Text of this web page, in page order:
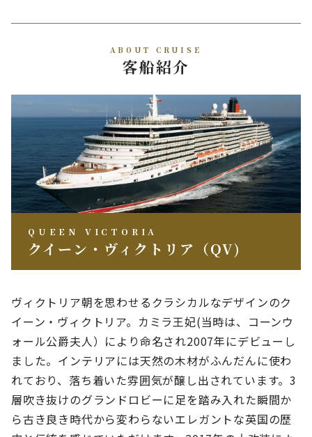
ABOUT CRUISE
客船紹介
QUEEN VICTORIA
クイーン・ヴィクトリア（QV)
ヴィクトリア朝を思わせるクラシカルなデザインのク
イーン・ヴィクトリア。カミラ王妃(当時は、コーンウ
ォール公爵夫人）により命名され2007年にデビューし
ました。インテリアには天然の木材がふんだんに使わ
れており、落ち着いた雰囲気が醸し出されています。3
層吹き抜けのグランドロビーに足を踏み入れた瞬間か
ら古き良き時代から変わらないエレガントな英国の歴